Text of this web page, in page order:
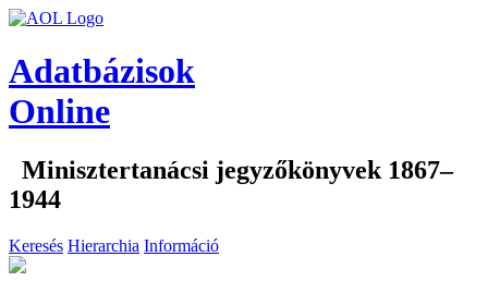
Adatbázisok
Online
Minisztertanácsi jegyzőkönyvek 1867–
1944
Keresés Hierarchia Információ